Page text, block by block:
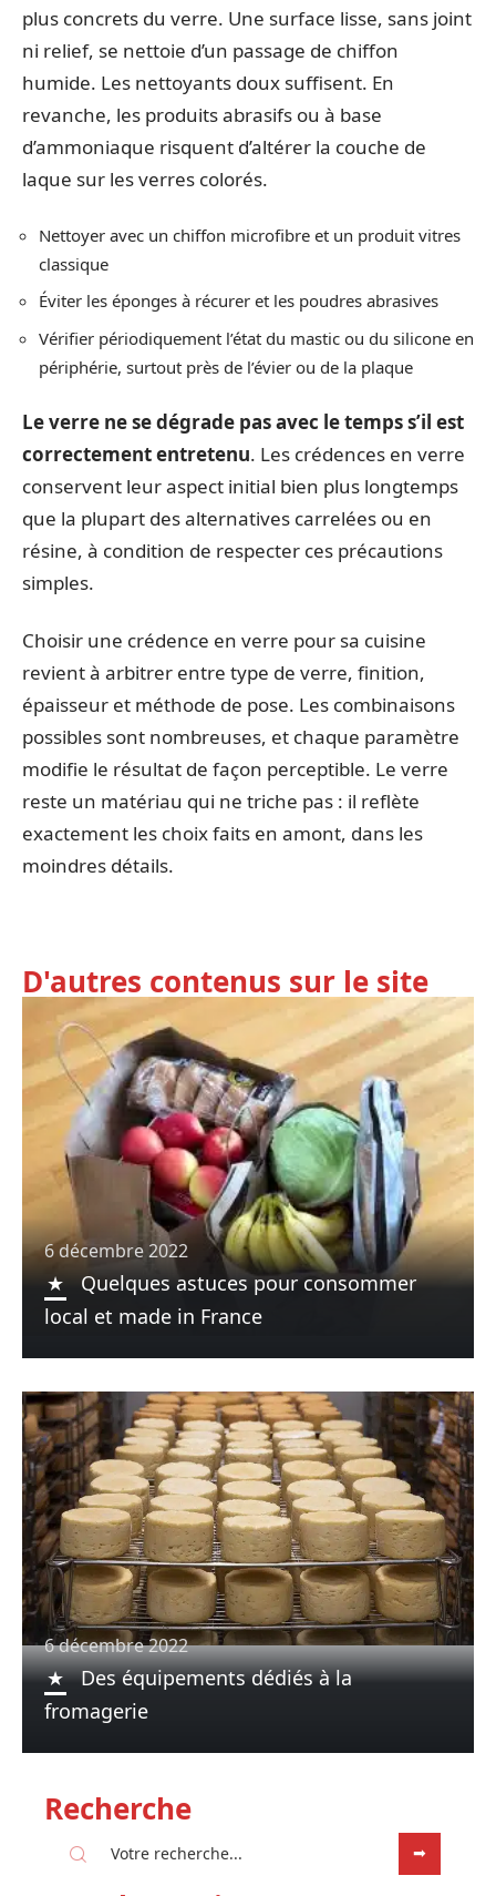
plus concrets du verre. Une surface lisse, sans joint
ni relief, se nettoie d’un passage de chiffon
humide. Les nettoyants doux suffisent. En
revanche, les produits abrasifs ou à base
d’ammoniaque risquent d’altérer la couche de
laque sur les verres colorés.
Nettoyer avec un chiffon microfibre et un produit vitres
classique
Éviter les éponges à récurer et les poudres abrasives
Vérifier périodiquement l’état du mastic ou du silicone en
périphérie, surtout près de l’évier ou de la plaque
Le verre ne se dégrade pas avec le temps s’il est
correctement entretenu. Les crédences en verre
conservent leur aspect initial bien plus longtemps
que la plupart des alternatives carrelées ou en
résine, à condition de respecter ces précautions
simples.
Choisir une crédence en verre pour sa cuisine
revient à arbitrer entre type de verre, finition,
épaisseur et méthode de pose. Les combinaisons
possibles sont nombreuses, et chaque paramètre
modifie le résultat de façon perceptible. Le verre
reste un matériau qui ne triche pas : il reflète
exactement les choix faits en amont, dans les
moindres détails.
D'autres contenus sur le site
6 décembre 2022
Quelques astuces pour consommer
local et made in France
6 décembre 2022
Des équipements dédiés à la
fromagerie
Recherche